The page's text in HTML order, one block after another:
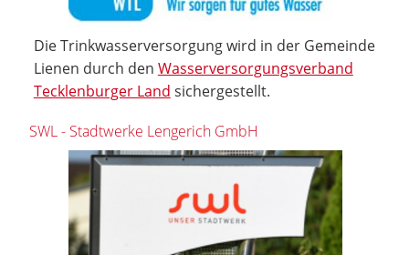
Die Trinkwasserversorgung wird in der Gemeinde
Lienen durch den Wasserversorgungsverband
Tecklenburger Land sichergestellt.
SWL - Stadtwerke Lengerich GmbH